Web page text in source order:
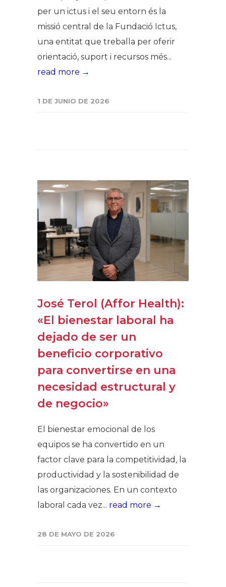
per un ictus i el seu entorn és la
missió central de la Fundació Ictus,
una entitat que treballa per oferir
orientació, suport i recursos més...
read more →
1 DE JUNIO DE 2026
José Terol (Affor Health):
«El bienestar laboral ha
dejado de ser un
beneficio corporativo
para convertirse en una
necesidad estructural y
de negocio»
El bienestar emocional de los
equipos se ha convertido en un
factor clave para la competitividad, la
productividad y la sostenibilidad de
las organizaciones. En un contexto
laboral cada vez... read more →
28 DE MAYO DE 2026